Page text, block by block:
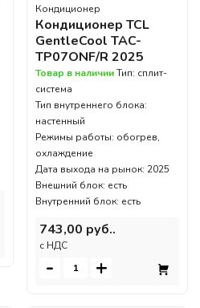
Кондиционер
Кондиционер TCL
GentleCool TAC-
TP07ONF/R 2025
Товар в наличииТип: сплит-
система
Тип внутреннего блока:
настенный
Режимы работы: обогрев,
охлаждение
Дата выхода на рынок: 2025
Внешний блок: есть
Внутренний блок: есть
743,00 руб..
c НДС
- +